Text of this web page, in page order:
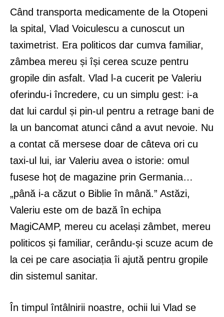
Când transporta medicamente de la Otopeni
la spital, Vlad Voiculescu a cunoscut un
taximetrist. Era politicos dar cumva familiar,
zâmbea mereu și își cerea scuze pentru
gropile din asfalt. Vlad l-a cucerit pe Valeriu
oferindu-i încredere, cu un simplu gest: i-a
dat lui cardul și pin-ul pentru a retrage bani de
la un bancomat atunci când a avut nevoie. Nu
a contat că mersese doar de câteva ori cu
taxi-ul lui, iar Valeriu avea o istorie: omul
fusese hoț de magazine prin Germania…
„până i-a căzut o Biblie în mână.” Astăzi,
Valeriu este om de bază în echipa
MagiCAMP, mereu cu același zâmbet, mereu
politicos și familiar, cerându-și scuze acum de
la cei pe care asociația îi ajută pentru gropile
din sistemul sanitar.
În timpul întâlnirii noastre, ochii lui Vlad se